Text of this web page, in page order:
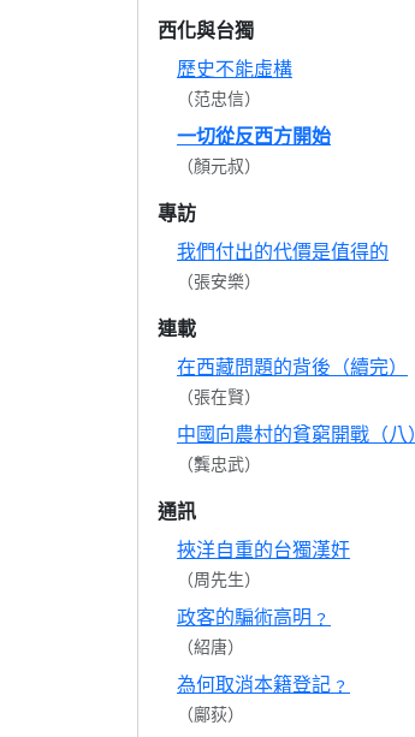
西化與台獨
歷史不能虛構
（范忠信）
一切從反西方開始
（顏元叔）
專訪
我們付出的代價是值得的
（張安樂）
連載
在西藏問題的背後（續完）
（張在賢）
中國向農村的貧窮開戰（八）
（龔忠武）
通訊
挾洋自重的台獨漢奸
（周先生）
政客的騙術高明﹖
（紹唐）
為何取消本籍登記﹖
（鄺荻）